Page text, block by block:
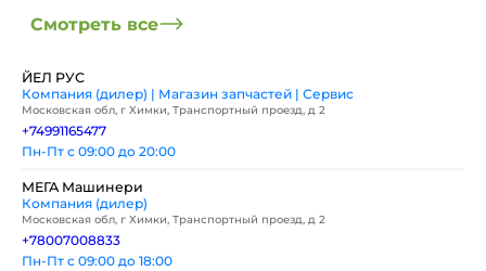
Смотреть все
ЙЕЛ РУС
Компания (дилер) | Магазин запчастей | Сервис
Московская обл, г Химки, Транспортный проезд, д 2
+74991165477
Пн-Пт с 09:00 до 20:00
МЕГА Машинери
Компания (дилер)
Московская обл, г Химки, Транспортный проезд, д 2
+78007008833
Пн-Пт с 09:00 до 18:00